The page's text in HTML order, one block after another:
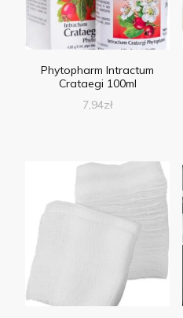
Phytopharm Intractum
Crataegi 100ml
7,94zł